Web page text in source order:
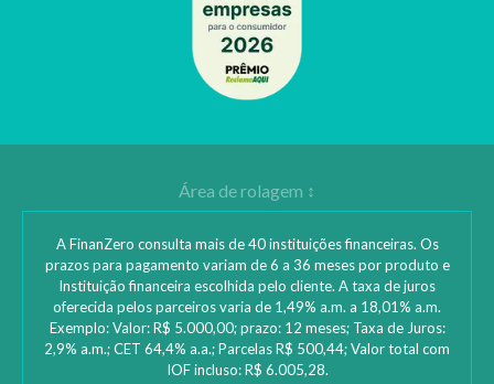
4 planos de academia que cabem no seu bolso
Confira os melhores planos! Os serviços Low Cost facilitam a vida e
A FinanZero consulta mais de 40 instituições financeiras. Os
prazos para pagamento variam de 6 a 36 meses por produto e
Instituição financeira escolhida pelo cliente. A taxa de juros
oferecida pelos parceiros varia de 1,49% a.m. a 18,01% a.m.
Exemplo: Valor: R$ 5.000,00; prazo: 12 meses; Taxa de Juros:
2,9% a.m.; CET 64,4% a.a.; Parcelas R$ 500,44; Valor total com
IOF incluso: R$ 6.005,28.